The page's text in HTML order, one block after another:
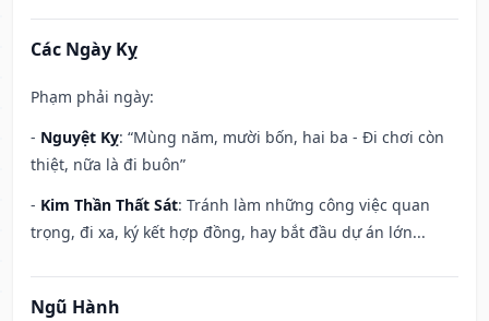
Các Ngày Kỵ
Phạm phải ngày:
- Nguyệt Kỵ: “Mùng năm, mười bốn, hai ba - Đi chơi còn
thiệt, nữa là đi buôn”
- Kim Thần Thất Sát: Tránh làm những công việc quan
trọng, đi xa, ký kết hợp đồng, hay bắt đầu dự án lớn...
Ngũ Hành